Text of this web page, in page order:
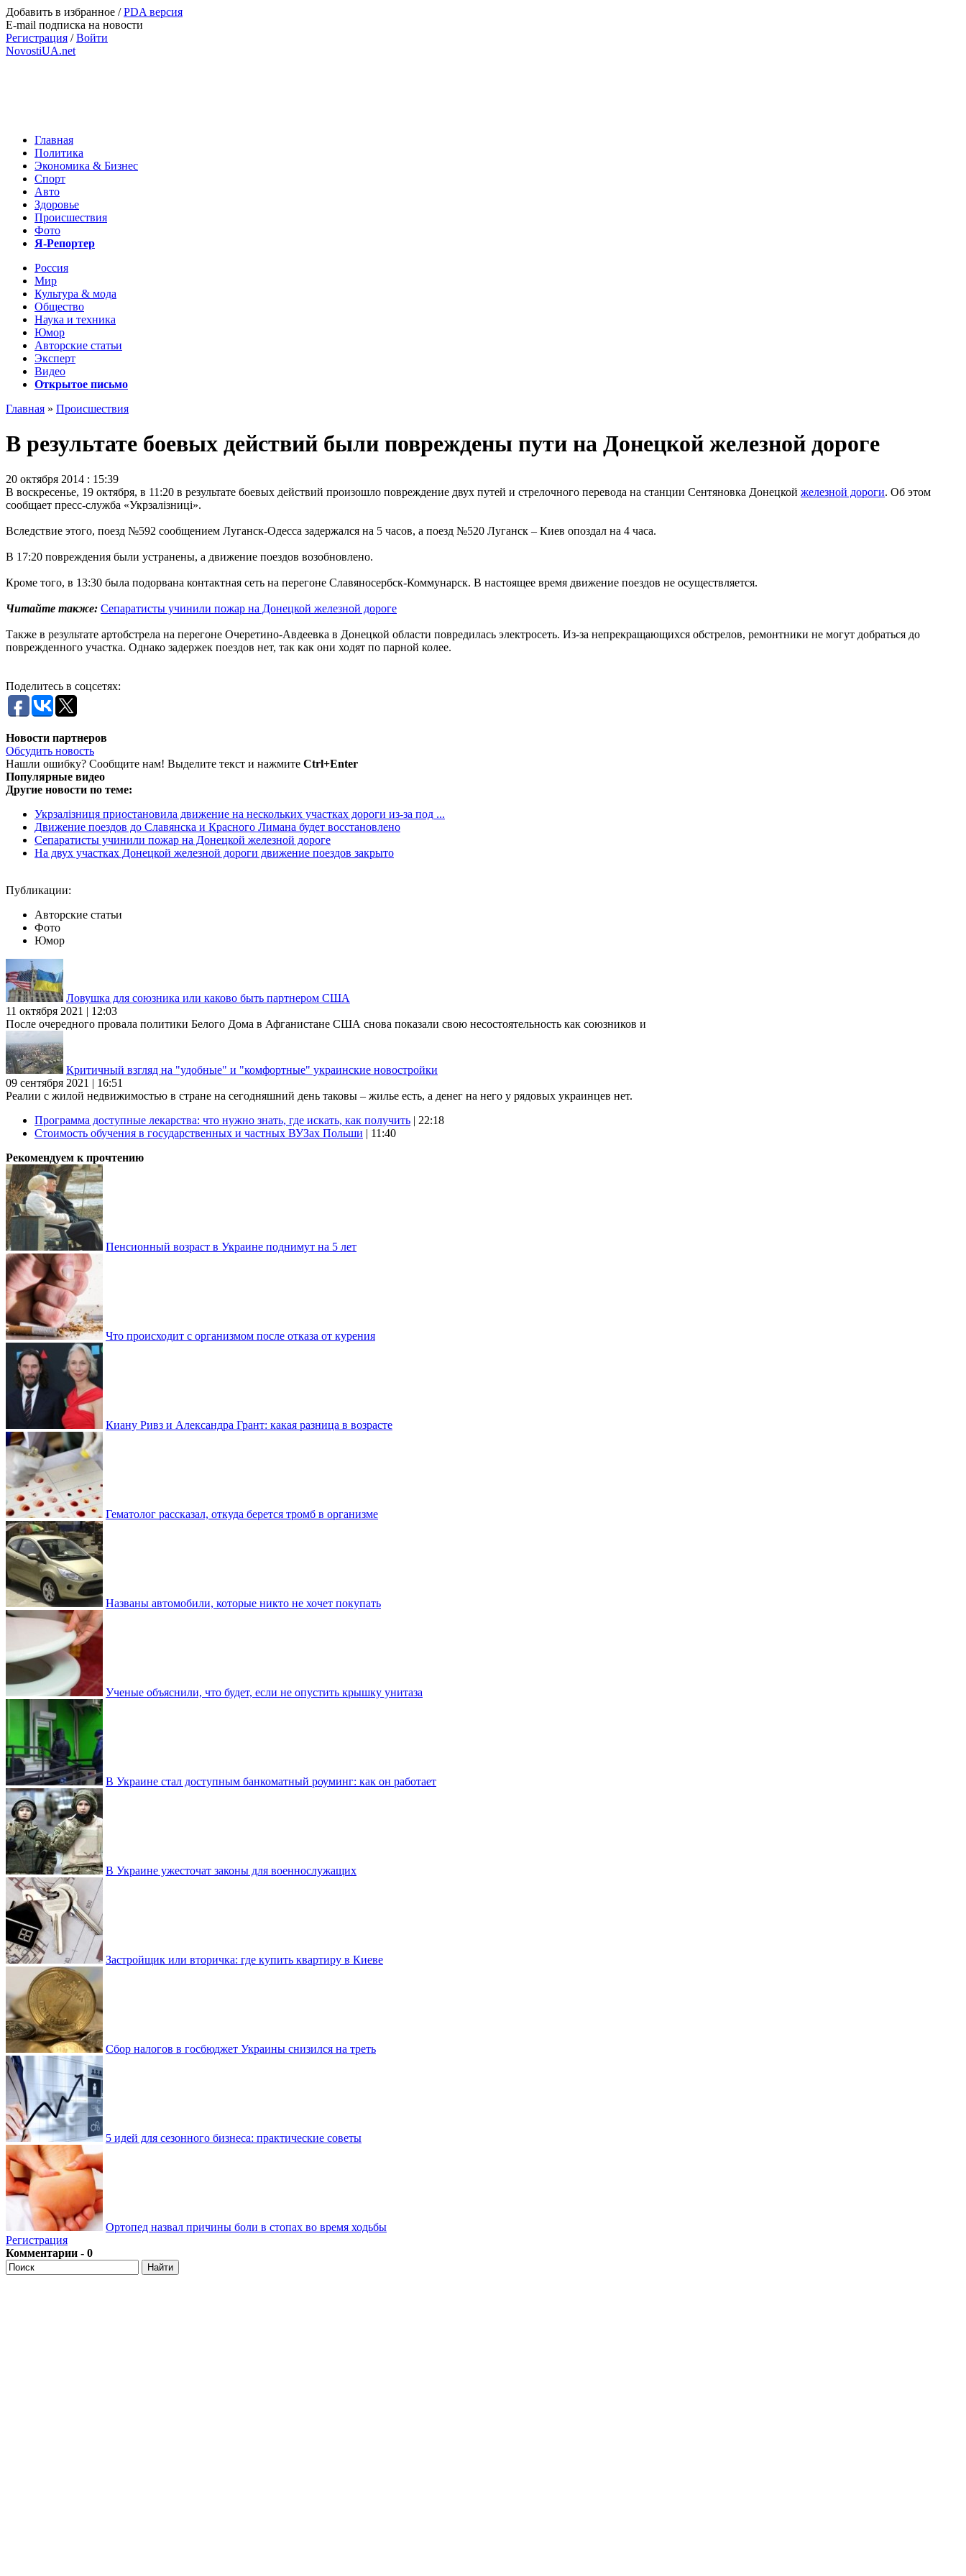
Добавить в избранное /PDA версия
E-mail подписка на новости
Регистрация /Войти
NovostiUA.net
Главная
Политика
Экономика & Бизнес
Спорт
Авто
Здоровье
Происшествия
Фото
Я-Репортер
Россия
Мир
Культура & мода
Общество
Наука и техника
Юмор
Авторские статьи
Эксперт
Видео
Открытое письмо
Главная » Происшествия
В результате боевых действий были повреждены пути на Донецкой железной дороге
20 октября 2014 : 15:39
В воскресенье, 19 октября, в 11:20 в результате боевых действий произошло повреждение двух путей и стрелочного перевода на станции Сентяновка Донецкой железной дороги. Об этом
сообщает пресс-служба «Укрзалiзницi».
Вследствие этого, поезд №592 сообщением Луганск-Одесса задержался на 5 часов, а поезд №520 Луганск – Киев опоздал на 4 часа.
В 17:20 повреждения были устранены, а движение поездов возобновлено.
Кроме того, в 13:30 была подорвана контактная сеть на перегоне Славяносербск-Коммунарск. В настоящее время движение поездов не осуществляется.
Читайте также: Сепаратисты учинили пожар на Донецкой железной дороге
Также в результате артобстрела на перегоне Очеретино-Авдеевка в Донецкой области повредилась электросеть. Из-за непрекращающихся обстрелов, ремонтники не могут добраться до
поврежденного участка. Однако задержек поездов нет, так как они ходят по парной колее.
Поделитесь в соцсетях:
Новости партнеров
Обсудить новость
Нашли ошибку? Сообщите нам! Выделите текст и нажмите Ctrl+Enter
Популярные видео
Другие новости по теме:
Укрзалiзниця приостановила движение на нескольких участках дороги из-за под ...
Движение поездов до Славянска и Красного Лимана будет восстановлено
Сепаратисты учинили пожар на Донецкой железной дороге
На двух участках Донецкой железной дороги движение поездов закрыто
Публикации:
Авторские статьи
Фото
Юмор
Ловушка для союзника или каково быть партнером США
11 октября 2021 | 12:03
После очередного провала политики Белого Дома в Афганистане США снова показали свою несостоятельность как союзников и
Критичный взгляд на "удобные" и "комфортные" украинские новостройки
09 сентября 2021 | 16:51
Реалии с жилой недвижимостью в стране на сегодняшний день таковы – жилье есть, а денег на него у рядовых украинцев нет.
Программа доступные лекарства: что нужно знать, где искать, как получить | 22:18
Стоимость обучения в государственных и частных ВУЗах Польши | 11:40
Рекомендуем к прочтению
Пенсионный возраст в Украине поднимут на 5 лет
Что происходит с организмом после отказа от курения
Киану Ривз и Александра Грант: какая разница в возрасте
Гематолог рассказал, откуда берется тромб в организме
Названы автомобили, которые никто не хочет покупать
Ученые объяснили, что будет, если не опустить крышку унитаза
В Украине стал доступным банкоматный роуминг: как он работает
В Украине ужесточат законы для военнослужащих
Застройщик или вторичка: где купить квартиру в Киеве
Сбор налогов в госбюджет Украины снизился на треть
5 идей для сезонного бизнеса: практические советы
Ортопед назвал причины боли в стопах во время ходьбы
Регистрация
Комментарии - 0